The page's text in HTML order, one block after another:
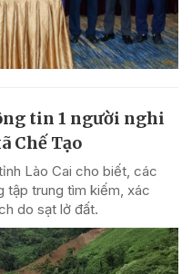
tin 1 người nghi
Chế Tạo
Lào Cai cho biết, các
tập trung tìm kiếm, xác
do sạt lở đất.